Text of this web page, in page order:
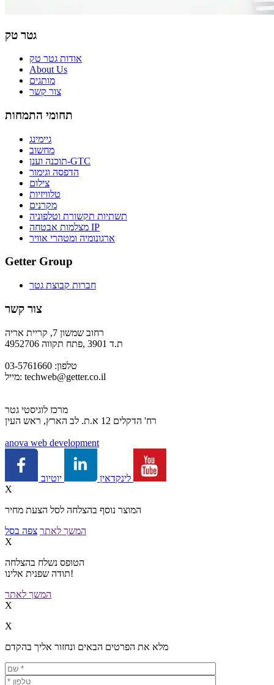
גטר טק
אודות גטר טק
About Us
מותגים
צור קשר
תחומי התמחות
גיימינג
מחשוב
תוכנה וענן-GTC
הדפסה וגימור
צילום
טלוויזיות
מקרנים
תשתיות תקשורת וטלפוניה
מצלמות אבטחה IP
ארגונומיה ומטהרי אוויר
Getter Group
חברות קבוצת גטר
צור קשר
רחוב שמשון 7, קריית אריה
ת.ד 3901 ,פתח תקווה 4952706
טלפון: 03-5761660
מייל: techweb@getter.co.il
מרכז לוגיסטי גטר
רח' הדקלים 12 א.ת. לב הארץ, ראש העין
anova web development
לינקדאין
X
המוצר נוסף בהצלחה לסל הצעת מחיר
המשך לאתר צפה בסל
X
הטופס נשלח בהצלחה
תודה שפנית אלינו!
המשך לאתר
X
X
מלא את הפרטים הבאים ונחזור אליך בהקדם